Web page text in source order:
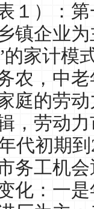
１）：
镇企业
的家计模
农，中
庭的劳
，劳动
代初期到
务工机
化：一